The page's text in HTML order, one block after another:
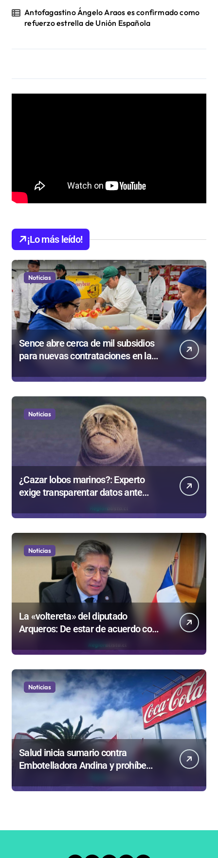
Antofagastino Ángelo Araos es confirmado como
refuerzo estrella de Unión Española
¡Lo más leído!
Noticias
Sence abre cerca de mil subsidios
para nuevas contrataciones en la
Noticias
¿Cazar lobos marinos?: Experto
exige transparentar datos ante
Gobierno
Noticias
La «voltereta» del diputado
Arqueros: De estar de acuerdo con
privatizar Codelco a defender una
empresa 100% estatal
Noticias
Salud inicia sumario contra
Embotelladora Andina y prohíbe
laborales